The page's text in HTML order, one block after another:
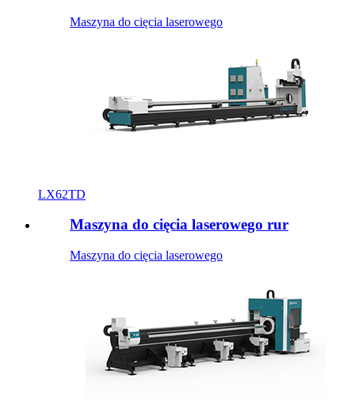
Maszyna do cięcia laserowego
LX62TD
Maszyna do cięcia laserowego rur
Maszyna do cięcia laserowego